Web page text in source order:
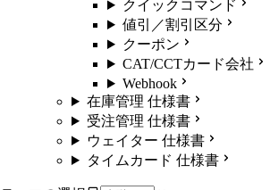
クイックコマンド
値引／割引区分
クーポン
CAT/CCTカード会社
Webhook
在庫管理 仕様書
受注管理 仕様書
ウェイター 仕様書
タイムカード 仕様書